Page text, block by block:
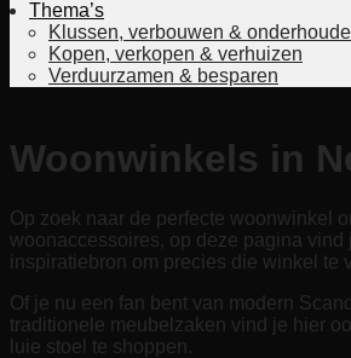
Thema’s
Klussen, verbouwen &
Kopen, verkopen & verhuizen
Verduurzamen & besparen
Woonwinkels in
Op zoek naar de perfecte woonwinkel
woonaccessoires, op deze pagina
inspiratiebron om precies die winkel te
Of je nu een fan bent van modern
traditionele meubelzaken vind je hier
luie stoel te shoppen.